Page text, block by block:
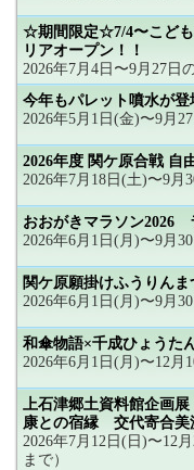
☆期間限定☆7/4〜こども
リアオープン！！
2026年7月4日〜9月27
今年もパレット噴水が登
2026年5月1日(金)〜9月
2026年度 関ケ原合戦 自
2026年7月18日(土)〜9月
おおがきマラソン2026
2026年6月1日(月)〜9月
関ケ原願掛けふうりん
2026年6月1日(月)〜9月
和傘物語×千成ひょうた
2026年6月1日(月)〜12月
上石津郷土資料館企画
康との宿縁 交代寄合美
2026年7月12日(日)〜12
まで）